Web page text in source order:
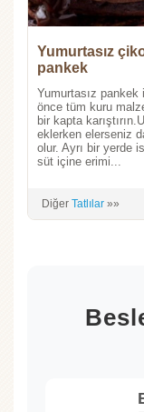
Yumurtasız
pankek
Yumurtasız pankek
önce tüm kuru
bir kapta
eklerken elerseniz
olur. Ayrı bir yerde
süt içine erimi...
Diğer Tatlılar »»